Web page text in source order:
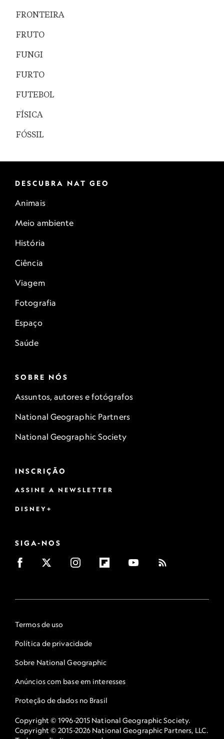
FRONTEIRA
FRUTO
FUNGI
FURTO
FUTEBOL
FÍSICA
FÓSSIL
DESCUBRA NAT GEO
Animais
Meio ambiente
História
Ciência
Viagem
Fotografia
Espaço
Saúde
SOBRE NÓS
Assuntos, autores e fotógrafos
National Geographic Partners
National Geographic Society
INSCRIÇÃO
ASSINE A NEWSLETTER
DISNEY+
SIGA-NOS
Termos de uso
Política de privacidade
Sobre National Geographic
Anúncios com base em interesses
Proteção de dados no Brasil
Copyright © 1996-2015 National Geographic Society.
Copyright © 2015-2026 National Geographic Partners, LLC.